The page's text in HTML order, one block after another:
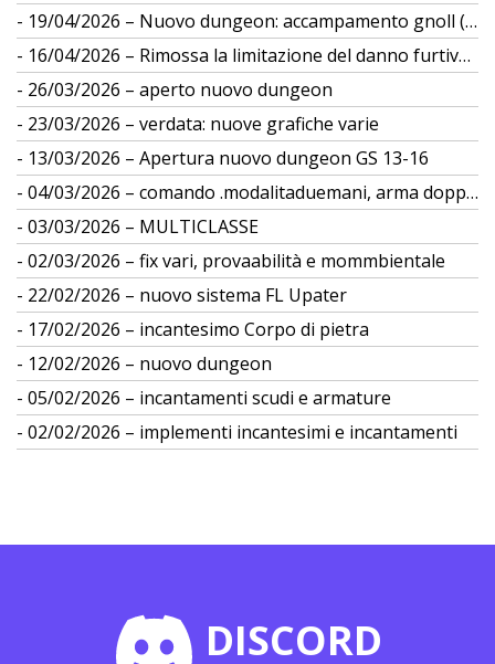
19/04/2026 – Nuovo dungeon: accampamento gnoll (gs 12)
16/04/2026 – Rimossa la limitazione del danno furtivo da differenza di taglia
26/03/2026 – aperto nuovo dungeon
23/03/2026 – verdata: nuove grafiche varie
13/03/2026 – Apertura nuovo dungeon GS 13-16
04/03/2026 – comando .modalitaduemani, arma doppia
03/03/2026 – MULTICLASSE
02/03/2026 – fix vari, provaabilità e mommbientale
22/02/2026 – nuovo sistema FL Upater
17/02/2026 – incantesimo Corpo di pietra
12/02/2026 – nuovo dungeon
05/02/2026 – incantamenti scudi e armature
02/02/2026 – implementi incantesimi e incantamenti
DISCORD